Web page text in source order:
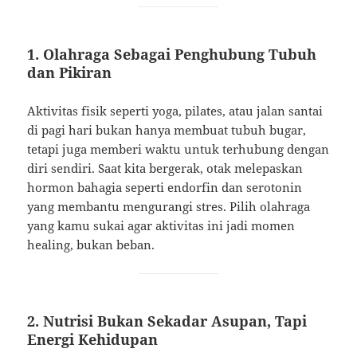
1. Olahraga Sebagai Penghubung Tubuh
dan Pikiran
Aktivitas fisik seperti yoga, pilates, atau jalan santai
di pagi hari bukan hanya membuat tubuh bugar,
tetapi juga memberi waktu untuk terhubung dengan
diri sendiri. Saat kita bergerak, otak melepaskan
hormon bahagia seperti endorfin dan serotonin
yang membantu mengurangi stres. Pilih olahraga
yang kamu sukai agar aktivitas ini jadi momen
healing, bukan beban.
2.Nutrisi Bukan Sekadar Asupan, Tapi
Energi Kehidupan